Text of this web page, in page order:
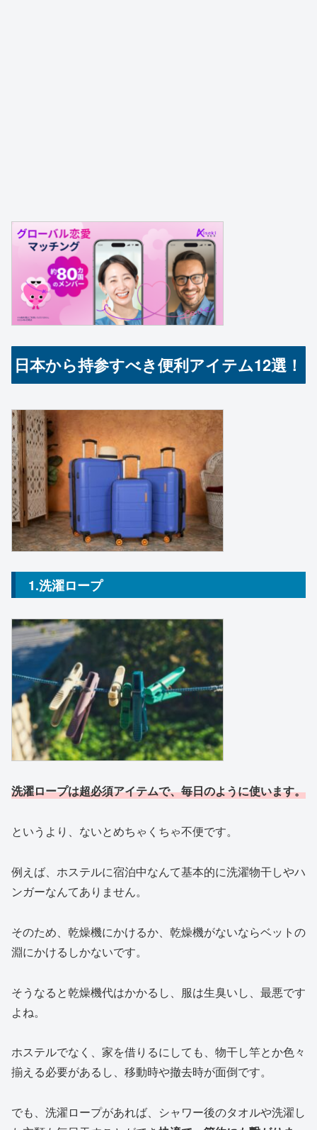
日本から持参すべき便利アイテム12選！
1.洗濯ロープ
洗濯ロープは超必須アイテムで、毎日のように使います。
というより、ないとめちゃくちゃ不便です。
例えば、ホステルに宿泊中なんて基本的に洗濯物干しやハ
ンガーなんてありません。
そのため、乾燥機にかけるか、乾燥機がないならベットの
淵にかけるしかないです。
そうなると乾燥機代はかかるし、服は生臭いし、最悪です
よね。
ホステルでなく、家を借りるにしても、物干し竿とか色々
揃える必要があるし、移動時や撤去時が面倒です。
でも、洗濯ロープがあれば、シャワー後のタオルや洗濯し